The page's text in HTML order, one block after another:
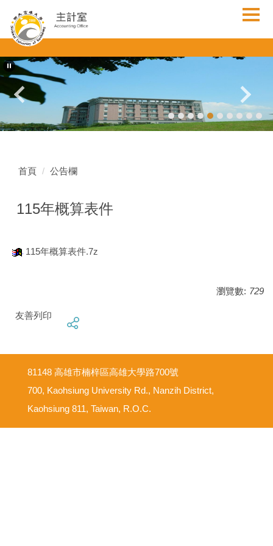
到
主
內
容
首頁 公告欄
115年概算表件
115年概算表件.7z
瀏覽數: 729
友善列印
81148 高雄市楠梓區高雄大學路700號
700, Kaohsiung University Rd., Nanzih District,
Kaohsiung 811, Taiwan, R.O.C.